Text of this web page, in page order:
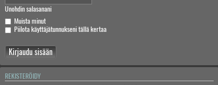
Unohdin salasanani
Muista minut
Piilota käyttäjätunnukseni tällä kertaa
REKISTERÖIDY